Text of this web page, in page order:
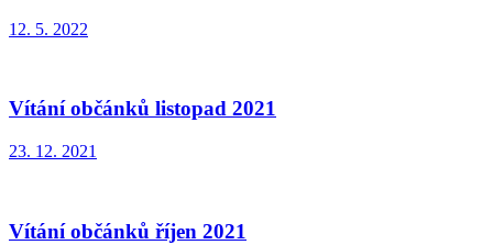
12. 5. 2022
Vítání občánků listopad 2021
23. 12. 2021
Vítání občánků říjen 2021